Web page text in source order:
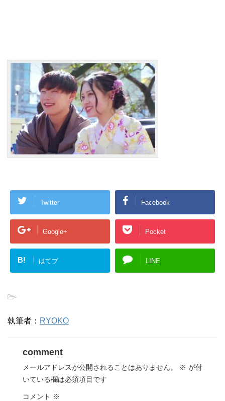
Twitter Facebook
Google+ Pocket
B! はてブ LINE
-
執筆者： RYOKO
comment
メールアドレスが公開されることはありません。 ※ が付
いている欄は必須項目です
コメント ※